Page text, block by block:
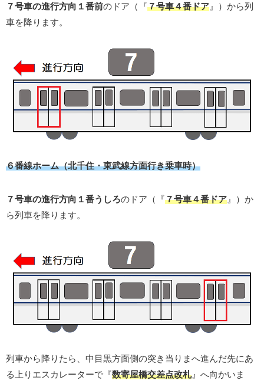
７号車の進行方向１番前のドア（『７号車４番ドア 』）から列
車を降ります。
６番線ホーム（北千住・東武線方面行き乗車時）
７号車の進行方向１番うしろのドア（『７号車４番ドア 』）か
ら列車を降ります。
列車から降りたら、中目黒方面側の突き当りまへ進んだ先にあ
る上りエスカレーターで『数寄屋橋交差点改札』へ向かいま